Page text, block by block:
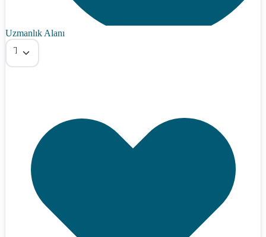
Uzmanlık Alanı
Tümü